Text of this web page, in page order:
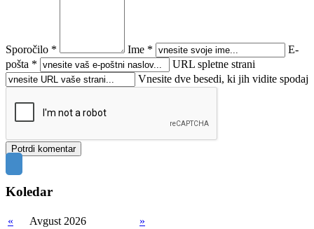
Sporočilo * Ime *
E-
pošta *
URL spletne strani
Vnesite dve besedi, ki jih vidite spodaj
Koledar
« Avgust 2026
»